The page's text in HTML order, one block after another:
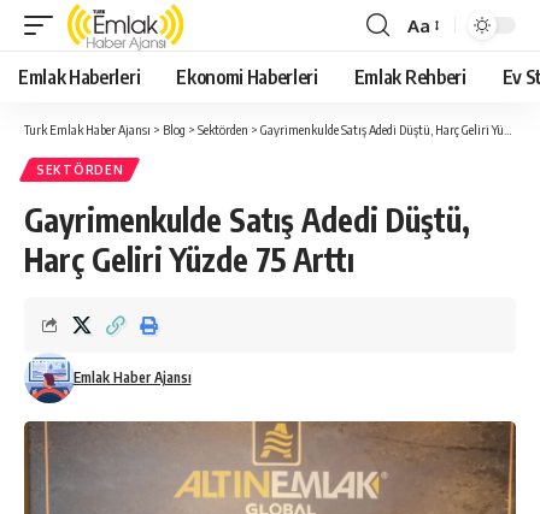
Yazı
Tipi
Boyutlandırıcı
Aa
Emlak Haberleri Ekonomi Haberleri Emlak Rehberi Ev
Turk Emlak Haber Ajansı > Blog > Sektörden > Gayrimenkulde Satış Adedi Düştü, Harç Geliri Yüzde 75 Arttı
SEKTÖRDEN
Gayrimenkulde Satış Adedi Düştü,
Harç Geliri Yüzde 75 Arttı
Emlak Haber Ajansı